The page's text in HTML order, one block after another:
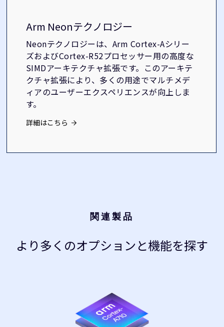
Arm Neonテクノロジー
Neonテクノロジーは、Arm Cortex-Aシリー
ズおよびCortex-R52プロセッサー用の高度な
SIMDアーキテクチャ拡張です。このアーキテ
クチャ拡張により、多くの用途でマルチメデ
ィアのユーザーエクスペリエンスが向上しま
す。
詳細はこちら
関連製品
より多くのオプションと機能を探す